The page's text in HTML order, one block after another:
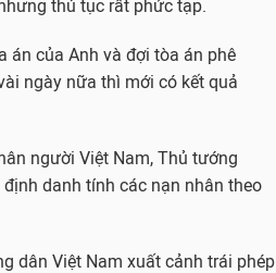
thủ tục rất phức tạp.
án của Anh và đợi tòa án phê
ngày nữa thì mới có kết quả
người Việt Nam, Thủ tướng
danh tính các nạn nhân theo
dân Việt Nam xuất cảnh trái phép